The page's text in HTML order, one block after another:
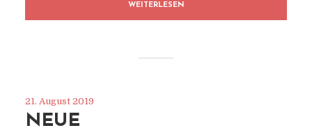
WEITERLESEN
21. August 2019
NEUE